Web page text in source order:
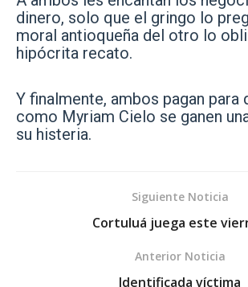
dinero, solo que el gringo lo
moral antioqueña del otro lo
hipócrita recato.
Y finalmente, ambos pagan para
como Myriam Cielo se ganen
su histeria.
Siguiente Noticia
Cortuluá juega este
Anterior Noticia
Identificada víctima